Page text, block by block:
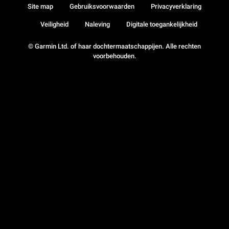
© Garmin Ltd. of haar dochtermaatschappijen. Alle rechten
voorbehouden.
Site map Gebruiksvoorwaarden Privacyverklaring
Veiligheid Naleving Digitale toegankelijkheid